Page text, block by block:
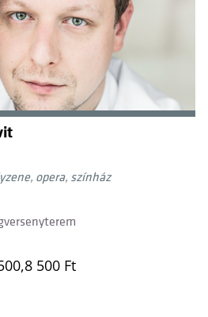
opera, színház
8 500 Ft